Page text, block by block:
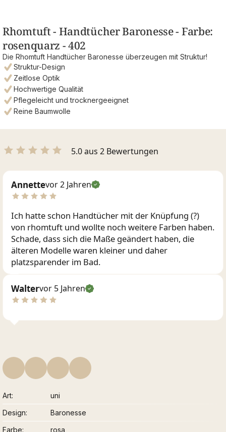
Rhomtuft - Handtücher Baronesse - Farbe:
rosenquarz - 402
Die Rhomtuft Handtücher Baronesse überzeugen mit Struktur!
Struktur-Design
Zeitlose Optik
Hochwertige Qualität
Pflegeleicht und trocknergeeignet
Reine Baumwolle
5.0 aus 2 Bewertungen
Annettevor 2 Jahren
Ich hatte schon Handtücher mit der Knüpfung (?)
von rhomtuft und wollte noch weitere Farben haben.
Schade, dass sich die Maße geändert haben, die
älteren Modelle waren kleiner und daher
platzsparender im Bad.
Waltervor 5 Jahren
Art
uni
Design
Baronesse
Farbe
rosa